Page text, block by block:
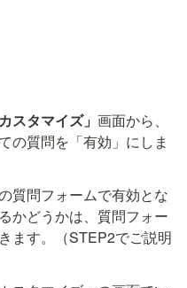
スタマイズ」画面から、
の質問を「有効」にしま
質問フォームで有効とな
かどうかは、質問フォー
ます。（STEP2でご説明